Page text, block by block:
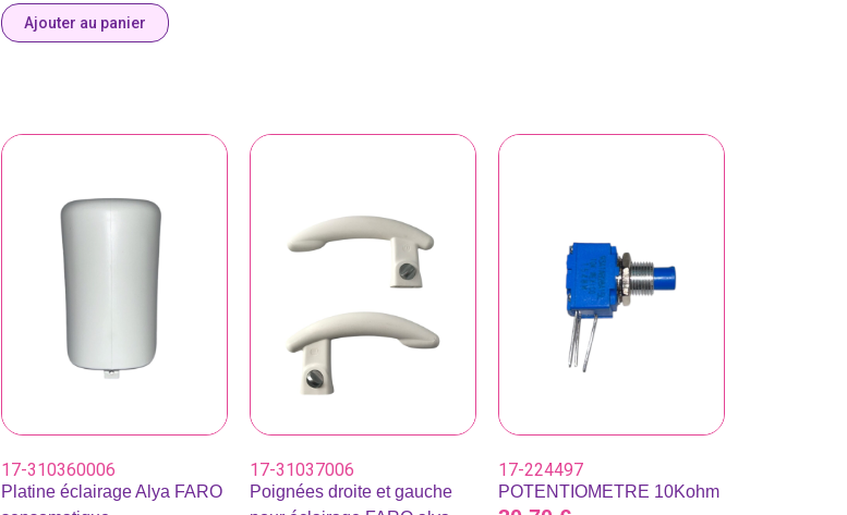
Ajouter au panier
17-310360006
Platine éclairage Alya FARO
17-31037006
Poignées droite et gauche
17-224497
POTENTIOMETRE 10Kohm